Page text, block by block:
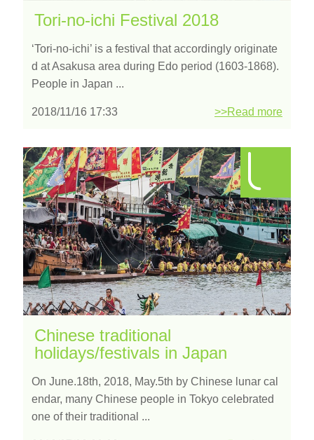
Tori-no-ichi Festival 2018
‘Tori-no-ichi’ is a festival that accordingly originate
d at Asakusa area during Edo period (1603-1868).
People in Japan ...
2018/11/16 17:33 >>Read more
Chinese traditional
holidays/festivals in Japan
On June.18th, 2018, May.5th by Chinese lunar cal
endar, many Chinese people in Tokyo celebrated
one of their traditional ...